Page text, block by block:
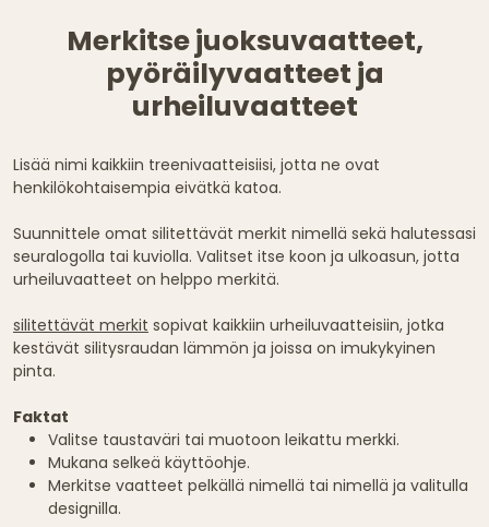
Merkitse juoksuvaatteet,
pyöräilyvaatteet ja
urheiluvaatteet
Lisää nimi kaikkiin treenivaatteisiisi, jotta ne ovat
henkilökohtaisempia eivätkä katoa.
Suunnittele omat silitettävät merkit nimellä sekä halutessasi
seuralogolla tai kuviolla. Valitset itse koon ja ulkoasun, jotta
urheiluvaatteet on helppo merkitä.
silitettävät merkit sopivat kaikkiin urheiluvaatteisiin, jotka
kestävät silitysraudan lämmön ja joissa on imukykyinen
pinta.
Faktat
Valitse taustaväri tai muotoon leikattu merkki.
Mukana selkeä käyttöohje.
Merkitse vaatteet pelkällä nimellä tai nimellä ja valitulla
designilla.